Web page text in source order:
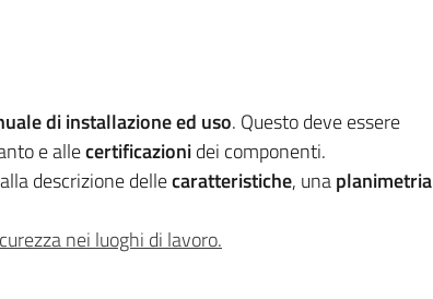
di installazione ed uso. Questo deve essere
e allecertificazionidei componenti.
descrizione dellecaratteristiche, unaplanimetria
nei luoghi di lavoro.